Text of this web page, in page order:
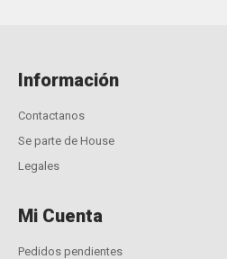
Información
Contactanos
Se parte de House
Legales
Mi Cuenta
Pedidos pendientes